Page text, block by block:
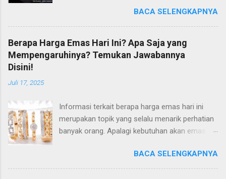
semakin selektif dalam memilih wedding ring
yang tidak hanya cantik, tetapi juga memiliki
makna mendalam. Di antara banyaknya pilihan
di pasaran, The Palace Jeweler berhasil
mencuri perhatian dengan koleksi wedding ring
kawin yang tidak hanya estetis, tapi juga sarat
makna. Setiap cincin didesain dengan filosofi
dan detail yang mencerminkan keabadian cinta
sentuhan modern namun tetap
mempertahankan nuansa klasik yang timeless.
BACA SELENGKAPNYA
Berapa Harga Emas Hari Ini? Apa Saja yang
Mempengaruhinya? Temukan Jawabannya
Disini!
Juli 17, 2025
Informasi terkait berapa harga emas hari ini
merupakan topik yang selalu menarik perhatian
banyak orang. Apalagi kebutuhan akan emas
demi hari. Meski relatif stabil, nyatanya harga
emas selalu mengalami fluktuatif namun
BACA SELENGKAPNYA